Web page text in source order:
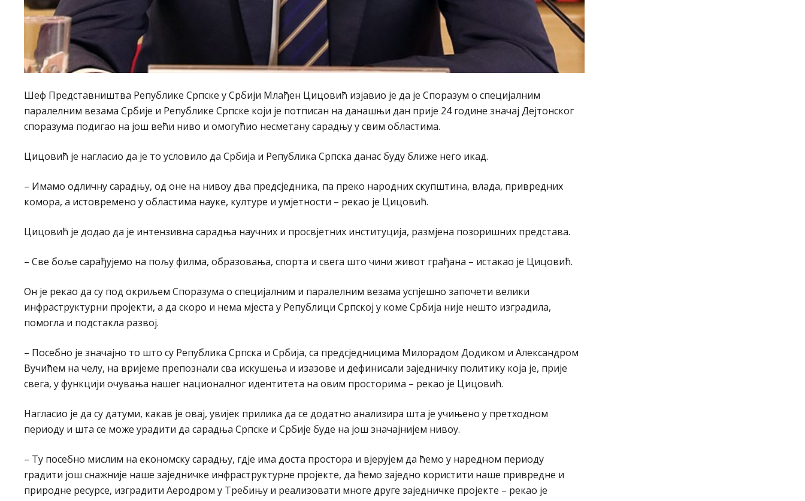
Шеф Представништва Републике Српске у Србији Млађен Цицовић изјавио је да је Споразум о специјалним
паралелним везама Србије и Републике Српске који је потписан на данашњи дан прије 24 године значај Дејтонског
споразума подигао на још већи ниво и омогућио несметану сарадњу у свим областима.
Цицовић је нагласио да је то условило да Србија и Република Српска данас буду ближе него икад.
– Имамо одличну сарадњу, од оне на нивоу два предсједника, па преко народних скупштина, влада, привредних
комора, а истовремено у областима науке, културе и умјетности – рекао је Цицовић.
Цицовић је додао да је интензивна сарадња научних и просвјетних институција, размјена позоришних представа.
– Све боље сарађујемо на пољу филма, образовања, спорта и свега што чини живот грађана – истакао је Цицовић.
Он је рекао да су под окриљем Споразума о специјалним и паралелним везама успјешно започети велики
инфраструктурни пројекти, а да скоро и нема мјеста у Републици Српској у коме Србија није нешто изградила,
помогла и подстакла развој.
– Посебно је значајно то што су Република Српска и Србија, са предсједницима Милорадом Додиком и Александром
Вучићем на челу, на вријеме препознали сва искушења и изазове и дефинисали заједничку политику која је, прије
свега, у функцији очувања нашег националног идентитета на овим просторима – рекао је Цицовић.
Нагласио је да су датуми, какав је овај, увијек прилика да се додатно анализира шта је учињено у претходном
периоду и шта се може урадити да сарадња Српске и Србије буде на још значајнијем нивоу.
– Ту посебно мислим на економску сарадњу, гдје има доста простора и вјерујем да ћемо у наредном периоду
градити још снажније наше заједничке инфраструктурне пројекте, да ћемо заједно користити наше привредне и
природне ресурсе, изградити Аеродром у Требињу и реализовати многе друге заједничке пројекте – рекао је